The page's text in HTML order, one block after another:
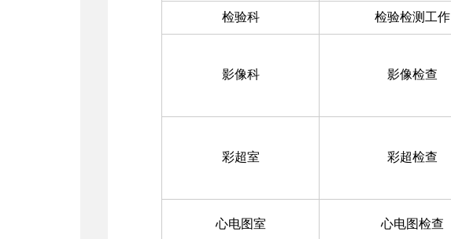
检验科 检验检测工作
影像科 影像检查
彩超室 彩超检查
心电图室 心电图检查